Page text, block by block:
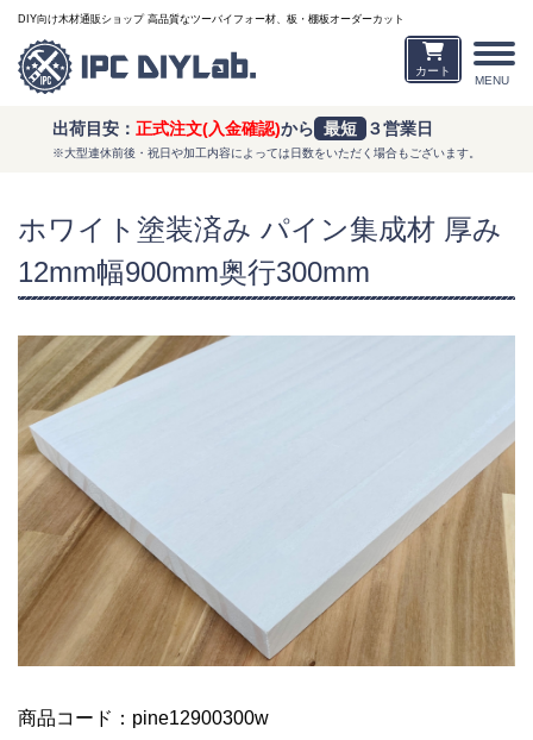
MENU
DIY向け木材通販ショップ 高品質なツーバイフォー材、板・棚板オーダーカット
カート
出荷目安： 正式注文(入金確認)から 最短 ３営業日
※大型連休前後・祝日や加工内容によっては日数をいただく場合もございます。
ホワイト塗装済み パイン集成材 厚み
12mm幅900mm奥行300mm
商品コード：pine12900300w